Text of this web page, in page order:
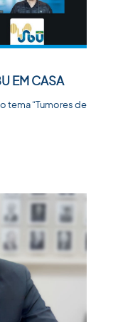
EM CASA
tema “Tumores de